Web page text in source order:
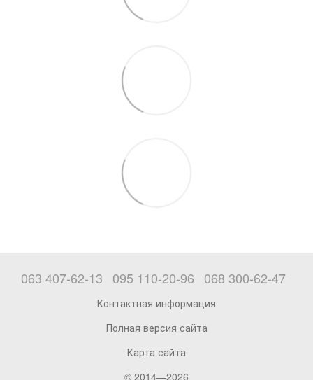
063 407-62-13 095 110-20-96 068 300-62-47
Контактная информация
Полная версия сайта
Карта сайта
© 2014—2026